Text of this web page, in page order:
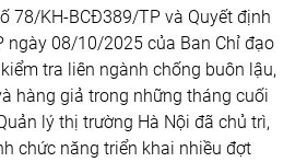
78/KH-BCĐ389/TP và Quyết định
ngày 08/10/2025 của Ban Chỉ đạo
tra liên ngành chống buôn lậu,
hàng giả trong những tháng cuối
lý thị trường Hà Nội đã chủ trì,
chức năng triển khai nhiều đợt